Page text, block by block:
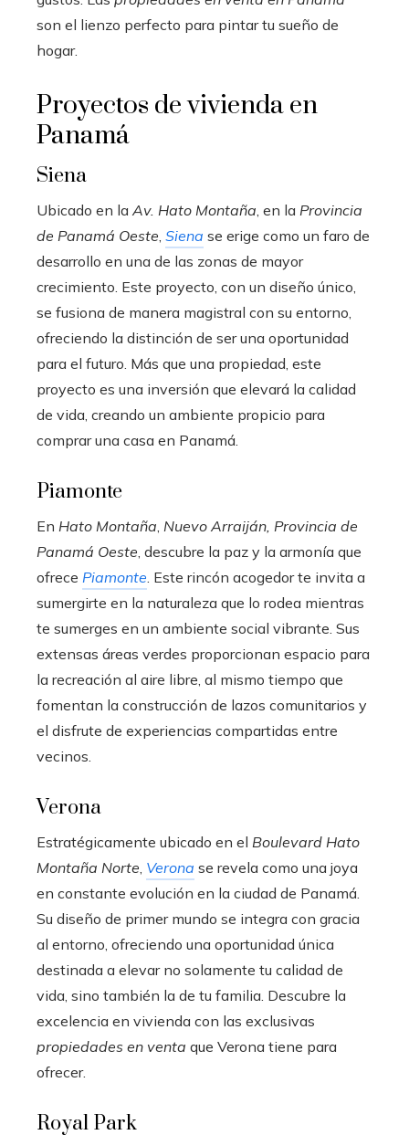
son el lienzo perfecto para pintar tu sueño de
hogar.
Proyectos de vivienda en
Panamá
Siena
Ubicado en la Av. Hato Montaña, en la Provincia
de Panamá Oeste, Siena se erige como un faro de
desarrollo en una de las zonas de mayor
crecimiento. Este proyecto, con un diseño único,
se fusiona de manera magistral con su entorno,
ofreciendo la distinción de ser una oportunidad
para el futuro. Más que una propiedad, este
proyecto es una inversión que elevará la calidad
de vida, creando un ambiente propicio para
comprar una casa en Panamá.
Piamonte
En Hato Montaña, Nuevo Arraiján, Provincia de
Panamá Oeste, descubre la paz y la armonía que
ofrece Piamonte. Este rincón acogedor te invita a
sumergirte en la naturaleza que lo rodea mientras
te sumerges en un ambiente social vibrante. Sus
extensas áreas verdes proporcionan espacio para
la recreación al aire libre, al mismo tiempo que
fomentan la construcción de lazos comunitarios y
el disfrute de experiencias compartidas entre
vecinos.
Verona
Estratégicamente ubicado en el Boulevard Hato
Montaña Norte, Verona se revela como una joya
en constante evolución en la ciudad de Panamá.
Su diseño de primer mundo se integra con gracia
al entorno, ofreciendo una oportunidad única
destinada a elevar no solamente tu calidad de
vida, sino también la de tu familia. Descubre la
excelencia en vivienda con las exclusivas
propiedades en venta que Verona tiene para
ofrecer.
Royal Park